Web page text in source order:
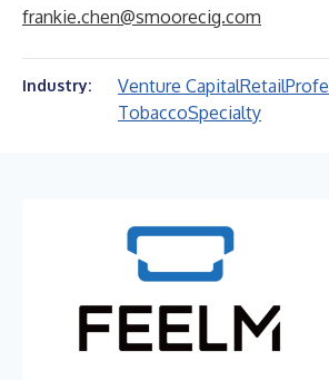
frankie.chen@smoorecig.com
Industry: Venture CapitalRetail
TobaccoSpecialty